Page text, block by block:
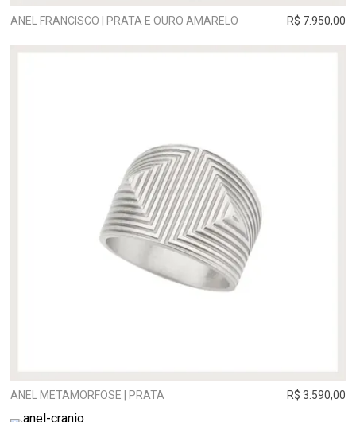
ANEL FRANCISCO | PRATA E OURO AMARELO R$ 7.950,00
ANEL METAMORFOSE | PRATA R$ 3.590,00